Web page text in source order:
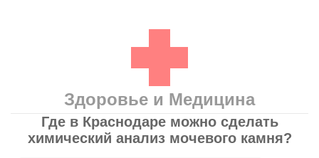
Здоровье и Медицина
Где в Краснодаре можно сделать
химический анализ мочевого камня?